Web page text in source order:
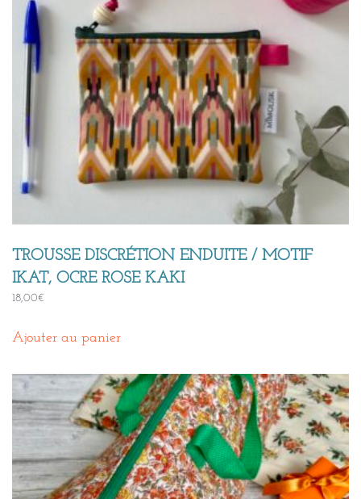
TROUSSE DISCRÉTION ENDUITE / MOTIF
IKAT, OCRE ROSE KAKI
18,00€
Ajouter au panier